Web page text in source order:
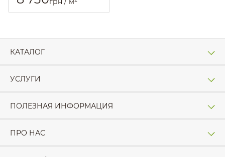
Артикул:: 2780
КАТАЛОГ
УСЛУГИ
ПОЛЕЗНАЯ ИНФОРМАЦИЯ
ПРО НАС